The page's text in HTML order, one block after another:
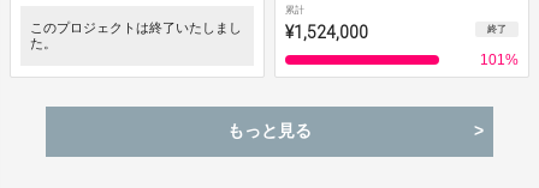
このプロジェクトは終了いたしまし
た。
累計
¥1,524,000 終了
101%
もっと見る